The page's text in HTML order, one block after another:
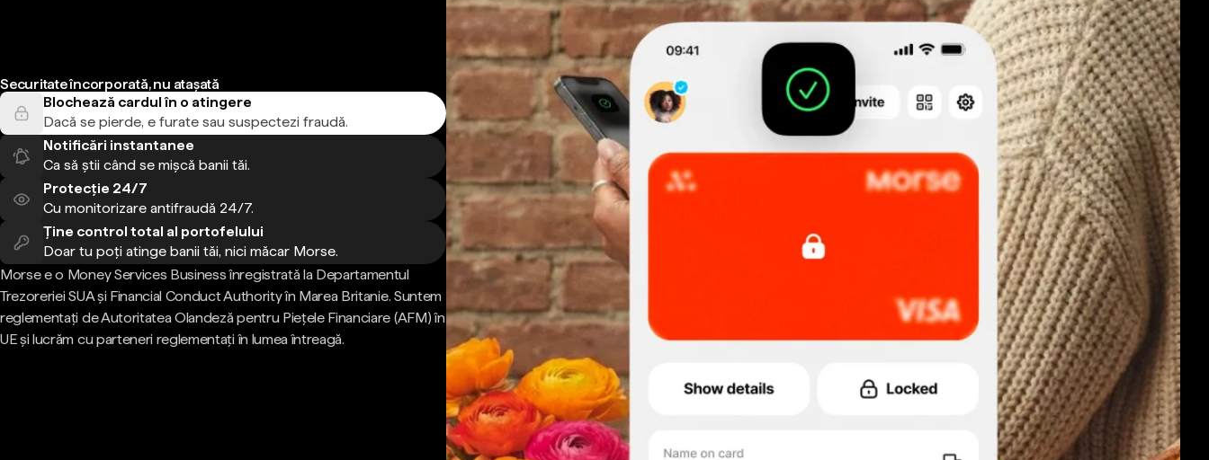
Securitate încorporată, nu atașată
Blochează cardul în o atingere
Dacă se pierde, e furate sau suspectezi fraudă.
Notificări instantanee
Ca să știi când se mișcă banii tăi.
Protecție 24/7
Cu monitorizare antifraudă 24/7.
Ține control total al portofelului
Doar tu poți atinge banii tăi, nici măcar Morse.
Morse e o Money Services Business înregistrată la Departamentul
Trezoreriei SUA și Financial Conduct Authority în Marea Britanie. Suntem
reglementați de Autoritatea Olandeză pentru Piețele Financiare (AFM) în
UE și lucrăm cu parteneri reglementați în lumea întreagă.